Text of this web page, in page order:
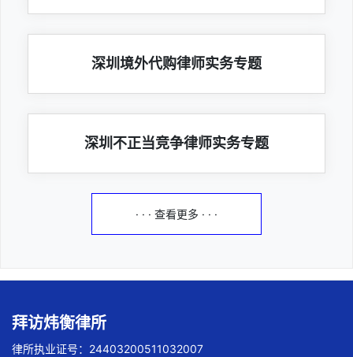
深圳境外代购律师实务专题
深圳不正当竞争律师实务专题
· · · 查看更多 · · ·
拜访炜衡律所
律所执业证号：24403200511032007